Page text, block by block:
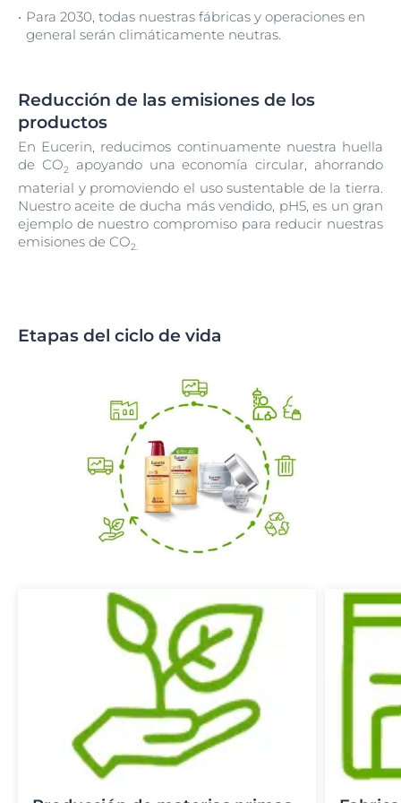
Para 2030, todas nuestras fábricas y operaciones en
general serán climáticamente neutras.
Reducción de las emisiones de los
productos
En Eucerin, reducimos continuamente nuestra huella
de CO2
apoyando una economía circular, ahorrando
material y promoviendo el uso sustentable de la tierra.
Nuestro aceite de ducha más vendido, pH5, es un gran
ejemplo de nuestro compromiso para reducir nuestras
emisiones de CO2.
Etapas del ciclo de vida